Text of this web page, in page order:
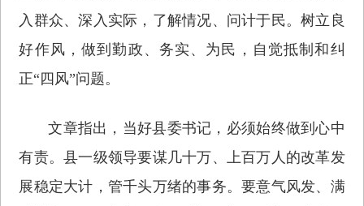
入群众、深入实际，了解情况、问计于民。树立良
好作风，做到勤政、务实、为民，自觉抵制和纠
正“四风”问题。
文章指出，当好县委书记，必须始终做到心中
有责。县一级领导要谋几十万、上百万人的改革发
展稳定大计，管千头万绪的事务。要意气风发、满